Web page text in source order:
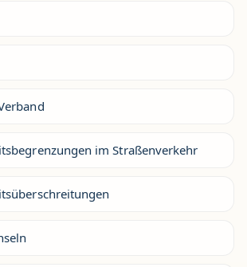
im Straßenverkehr